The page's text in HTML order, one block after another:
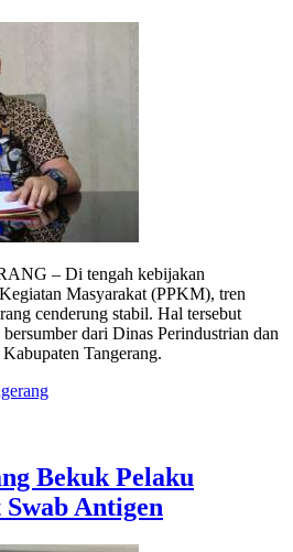
– Di tengah kebijakan
Masyarakat (PPKM), tren
cenderung stabil. Hal tersebut
dari Dinas Perindustrian dan
Tangerang.
Bekuk Pelaku
Antigen